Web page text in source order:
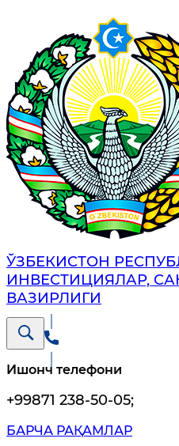
ЎЗБЕКИСТОН
ИНВЕСТИЦИЯЛАР,
ВАЗИРЛИГИ
Ишонч телефони
+99871 238-50-05;
БАРЧА РАҚАМЛАР